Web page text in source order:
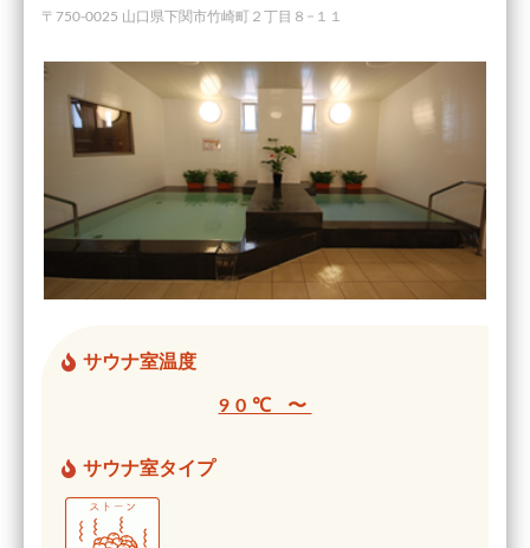
〒750-0025 山口県下関市竹崎町２丁目８−１１
サウナ室温度
90℃ 〜
サウナ室タイプ